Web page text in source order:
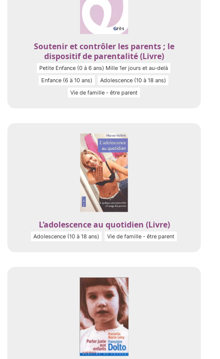
Soutenir et contrôler les parents ; le
dispositif de parentalité (Livre)
Petite Enfance (0 à 6 ans) Mille 1er jours et au-delà
Enfance (6 à 10 ans)
Adolescence (10 à 18 ans)
Vie de famille - être parent
L’adolescence au quotidien (Livre)
Adolescence (10 à 18 ans) Vie de famille - être parent